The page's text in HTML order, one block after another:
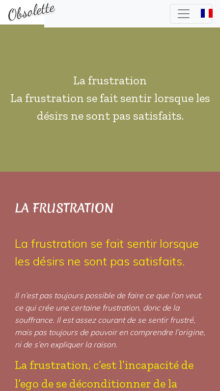
La frustration
La frustration se fait sentir lorsque les
désirs ne sont pas satisfaits.
LA FRUSTRATION
La frustration se fait sentir lorsque
les désirs ne sont pas satisfaits.
Il n’est pas toujours possible de faire ce que l’on veut,
ce qui crée une certaine frustration, donc de la
souffrance. Il est assez courant de se sentir frustré,
mais pas toujours de pouvoir en comprendre l’origine,
ni de s’en expliquer la raison.
La frustration, c’est l’incapacité de
l’ego de se déconditionner de la